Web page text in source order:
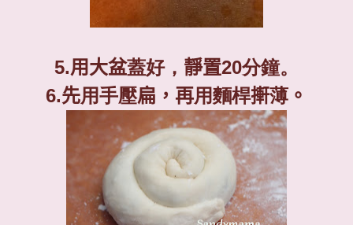
5.用大盆蓋好， 靜置20分鐘。
6.先用手壓扁，再用麵桿搟薄 。